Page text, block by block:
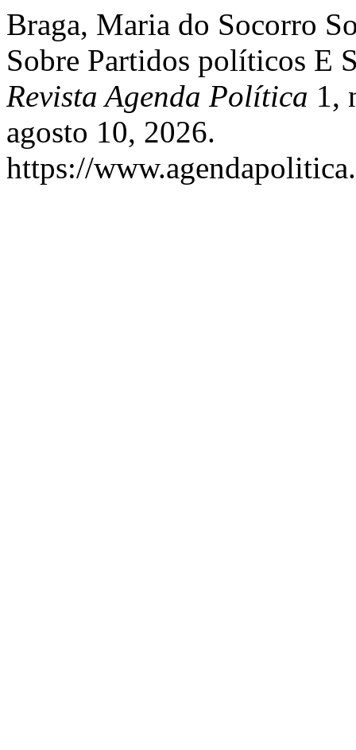
Braga, Maria do Socorro
Sobre Partidos políticos E
Revista Agenda Política 1,
agosto 10, 2026.
https://